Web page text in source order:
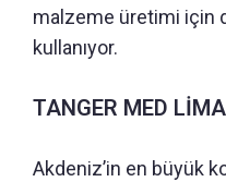
malzeme üretimi için
kullanıyor.
TANGER MED
Akdeniz’in en büyük